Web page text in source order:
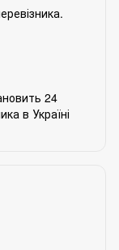
24
в Україні